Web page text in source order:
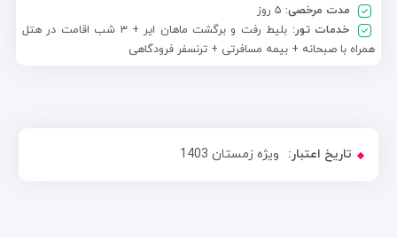
مدت مرخصی: ۵ روز
خدمات تور:
بلیط رفت و برگشت ماهان ایر + ۳ شب اقامت در هتل
همراه با صبحانه + بیمه مسافرتی + ترنسفر فرودگاهی
تاریخ اعتبار: ویژه زمستان 1403